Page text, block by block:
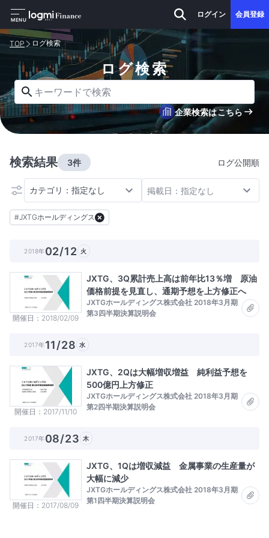
MENU
ログイン 会員登録
TOP ログ検索
ログ検索
企業検索はこちら
検索結果 3件 ログ公開順
カテゴリ：指定なし 掲載日：指定なし
#JXTGホールディングス
2018年02/12 火
開催日 2018/02/09
JXTG、3Q累計売上高は前年比13％増 原油
価格前提を見直し、通期予想を上方修正へ
JXTGホールディングス株式会社 2018年3月期
第3四半期決算説明会
2017年11/28 水
開催日 2017/11/10
JXTG、2Qは大幅増収増益 純利益予想を
500億円上方修正
JXTGホールディングス株式会社 2018年3月期
第2四半期決算説明会
2017年08/23 木
開催日 2017/08/09
JXTG、1Qは増収減益 金属事業の生産量が
大幅に減少
JXTGホールディングス株式会社 2018年3月期
第1四半期決算説明会